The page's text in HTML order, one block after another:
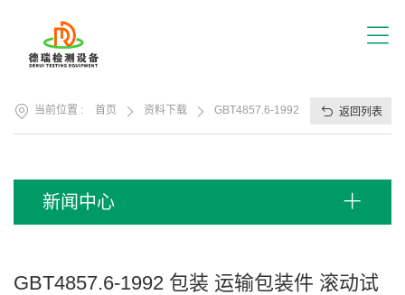
当前位置 : 首页 资料下载 GBT4857.6-1992 包装 运输包装件 滚
返回列表
新闻中心
GBT4857.6-1992 包装 运输包装件 滚动试